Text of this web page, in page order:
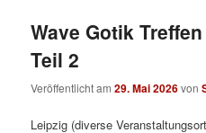
Wave Gotik
Teil 2
Veröffentlicht am29. Mai 2026von
Leipzig (diverse